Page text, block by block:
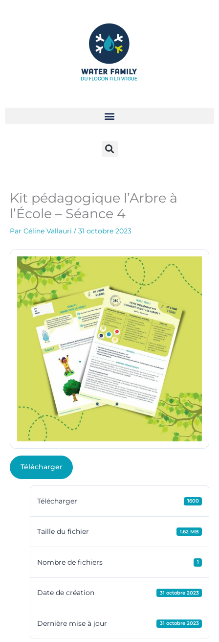
Kit pédagogique l’Arbre à
l’École – Séance 4
Par Céline Vallauri / 31 octobre 2023
Télécharger
Télécharger 1600
Taille du fichier 1.62 MB
Nombre de fichiers 1
Date de création 31 octobre 2023
Dernière mise à jour 31 octobre 2023